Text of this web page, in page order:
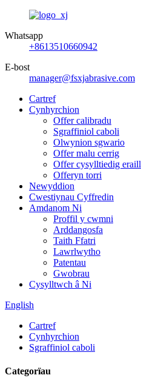
Whatsapp
+8613510660942
E-bost
manager@fsxjabrasive.com
Cartref
Cynhyrchion
Offer calibradu
Sgraffiniol caboli
Olwynion sgwario
Offer malu cerrig
Offer cysylltiedig eraill
Offeryn torri
Newyddion
Cwestiynau Cyffredin
Amdanom Ni
Proffil y cwmni
Arddangosfa
Taith Ffatri
Lawrlwytho
Patentau
Gwobrau
Cysylltwch â Ni
English
Cartref
Cynhyrchion
Sgraffiniol caboli
Categorïau